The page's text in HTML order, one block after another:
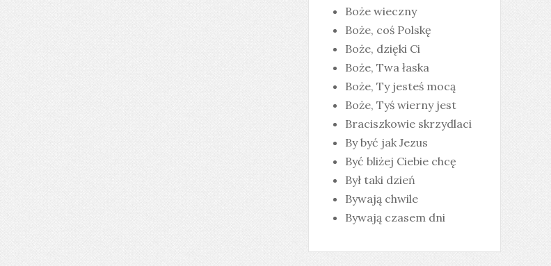
Boże wieczny
Boże, coś Polskę
Boże, dzięki Ci
Boże, Twa łaska
Boże, Ty jesteś mocą
Boże, Tyś wierny jest
Braciszkowie skrzydlaci
By być jak Jezus
Być bliżej Ciebie chcę
Był taki dzień
Bywają chwile
Bywają czasem dni